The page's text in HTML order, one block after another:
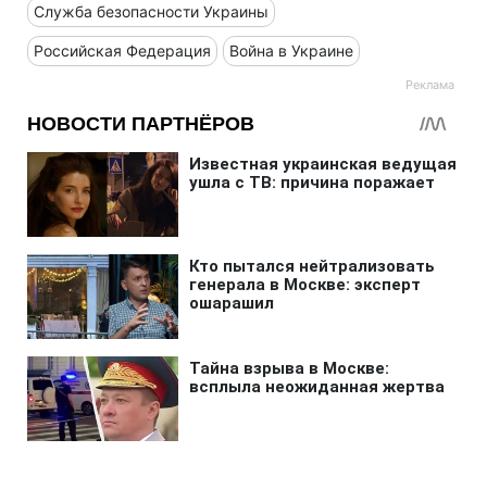
Служба безопасности Украины
Российская Федерация Война в Украине